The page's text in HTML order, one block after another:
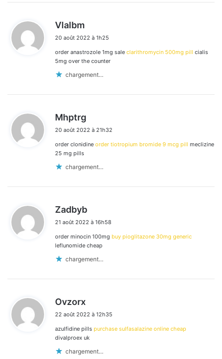
Vlalbm
t
:
20 août 2022 à 1h25
order anastrozole 1mg sale clarithromycin 500mg pill cialis
5mg over the counter
chargement…
Mhptrg
t
20 août 2022 à 21h32
order clonidine order tiotropium bromide 9 mcg pill meclizine
25 mg pills
chargement…
Zadbyb
t
:
21 août 2022 à 16h58
order minocin 100mg buy pioglitazone 30mg generic
leflunomide cheap
chargement…
Ovzorx
t
:
22 août 2022 à 12h35
azulfidine pills purchase sulfasalazine online cheap
divalproex uk
chargement…